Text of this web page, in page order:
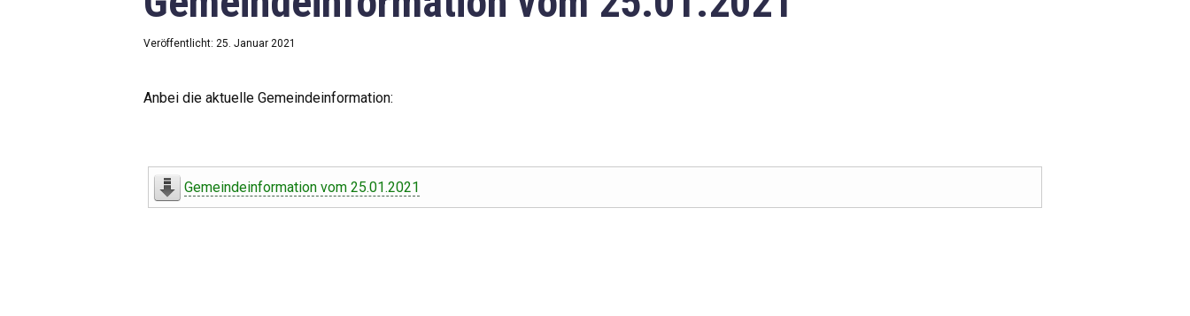
Veröffentlicht: 25. Januar 2021
Anbei die aktuelle Gemeindeinformation:
Gemeindeinformation vom 25.01.2021